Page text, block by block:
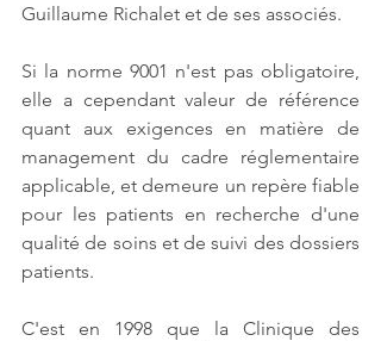
Guillaume Richalet et de ses associés.
Si la norme 9001 n'est pas obligatoire,
elle a cependant valeur de référence
quant aux exigences en matière de
management du cadre réglementaire
applicable, et demeure un repère fiable
pour les patients en recherche d'une
qualité de soins et de suivi des dossiers
patients.
C'est en 1998 que la Clinique des